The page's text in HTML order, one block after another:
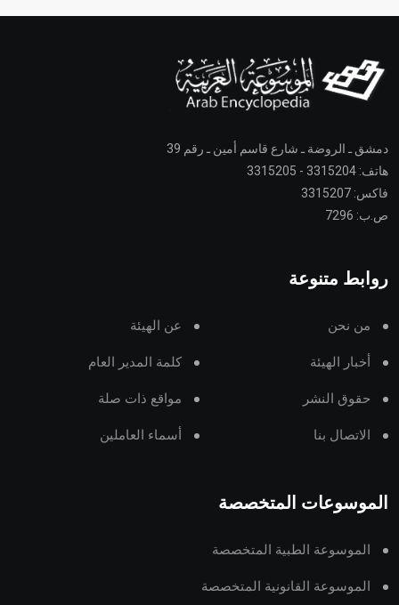
دمشق ـ الروضة ـ شارع قاسم أمين ـ رقم 39
هاتف: 3315204 - 3315205
فاكس: 3315207
ص.ب: 7296
روابط متنوعة
من نحن عن الهيئة
أخبار الهيئة كلمة المدير العام
حقوق النشر مواقع ذات صلة
الاتصال بنا أسماء العاملين
الموسوعات المتخصصة
الموسوعة الطبية المتخصصة
الموسوعة القانونية المتخصصة